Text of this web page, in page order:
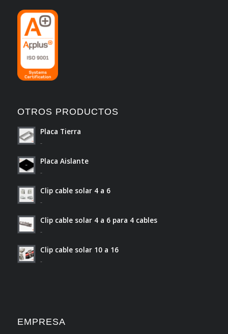
OTROS PRODUCTOS
Placa Tierra
-
Placa Aislante
-
Clip cable solar 4 a 6
-
Clip cable solar 4 a 6 para 4 cables
-
Clip cable solar 10 a 16
-
EMPRESA